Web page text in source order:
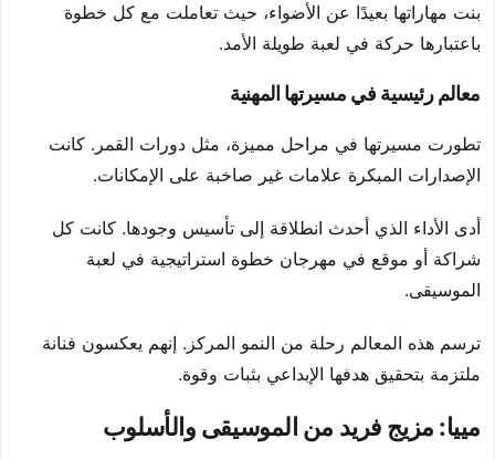
بنت مهاراتها بعيدًا عن الأضواء، حيث تعاملت مع كل خطوة
باعتبارها حركة في لعبة طويلة الأمد.
معالم رئيسية في مسيرتها المهنية
تطورت مسيرتها في مراحل مميزة، مثل دورات القمر. كانت
الإصدارات المبكرة علامات غير صاخبة على الإمكانات.
أدى الأداء الذي أحدث انطلاقة إلى تأسيس وجودها. كانت كل
شراكة أو موقع في مهرجان خطوة استراتيجية في لعبة
الموسيقى.
ترسم هذه المعالم رحلة من النمو المركز. إنهم يعكسون فنانة
ملتزمة بتحقيق هدفها الإبداعي بثبات وقوة.
مييا: مزيج فريد من الموسيقى والأسلوب